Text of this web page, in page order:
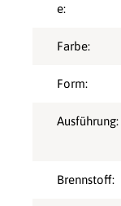
e:
Farbe:
Form:
Ausführung:
Brennstoff: